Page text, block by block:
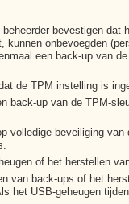
bevestigen
kunnen onbevoegden
een back-up van
de TPM instelling is
back-up van de TPM-
volledige beveiliging
of het herstellen
van back-ups of het
het USB-geheugen